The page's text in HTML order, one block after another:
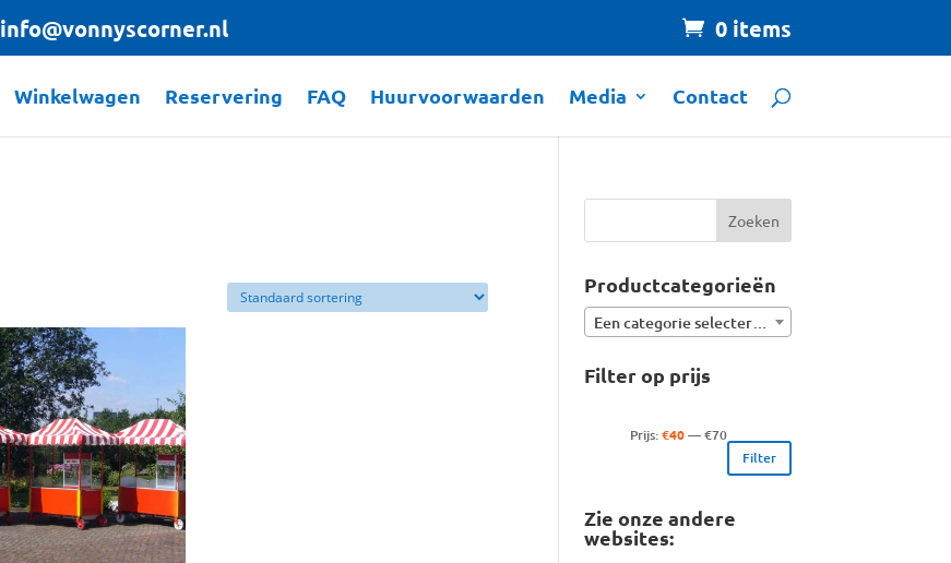
info@vonnyscorner.nl 0 items
Winkelwagen Reservering FAQ Huurvoorwaarden Media Contact
Productcategorieën
Een categorie selecteren
Filter op prijs
Filter
Prijs:€40—€70
Zie onze andere
websites: